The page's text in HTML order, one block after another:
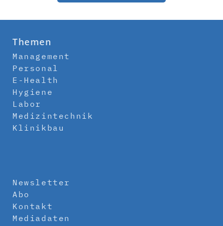
Themen
Management
Personal
E-Health
Hygiene
Labor
Medizintechnik
Klinikbau
Newsletter
Abo
Kontakt
Mediadaten